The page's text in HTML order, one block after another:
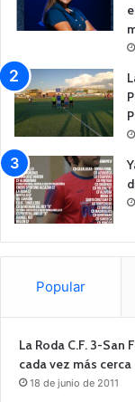
Popular
La Roda C.F. 3-San
cada vez más cerca
18 de junio de 2011